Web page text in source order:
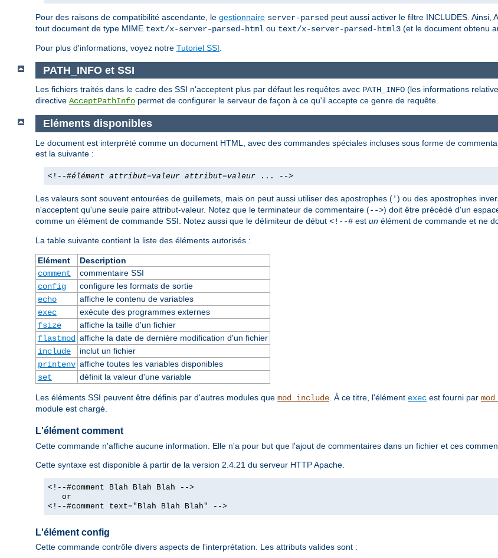
Pour des raisons de compatibilité ascendante, le gestionnaire server-parsed peut aussi activer le filtre INCLUDES. Ainsi,
tout document de type MIME text/x-server-parsed-html ou text/x-server-parsed-html3 (et le document obtenu
Pour plus d'informations, voyez notre Tutoriel SSI
PATH_INFO et SSI
Les fichiers traités dans le cadre des SSI n'acceptent plus par défaut les requêtes avec PATH_INFO (les informations
directive AcceptPathInfo permet de configurer le serveur de façon à ce qu'il accepte ce genre de requête.
Eléments disponibles
Le document est interprété comme un document HTML, avec des commandes spéciales incluses sous forme de
est la suivante :
<!--#élément attribut=valeur attribut=valeur ... -->
Les valeurs sont souvent entourées de guillemets, mais on peut aussi utiliser des apostrophes (') ou des apostrophes
n'acceptent qu'une seule paire attribut-valeur. Notez que le terminateur de commentaire (-->) doit être précédé d'un
comme un élément de commande SSI. Notez aussi que le délimiteur de début <!--# est un élément de commande et ne
La table suivante contient la liste des éléments autorisés :
Elément
Description
comment
commentaire SSI
config
configure les formats de sortie
echo
affiche le contenu de variables
exec
exécute des programmes externes
fsize
affiche la taille d'un fichier
flastmod affiche la date de dernière modification d'un fichier
include
inclut un fichier
printenv affiche toutes les variables disponibles
set
définit la valeur d'une variable
Les éléments SSI peuvent être définis par d'autres modules que mod_include . À ce titre, l'élément exec est fourni par
module est chargé.
L'élément comment
Cette commande n'affiche aucune information. Elle n'a pour but que l'ajout de commentaires dans un fichier et ces
Cette syntaxe est disponible à partir de la version 2.4.21 du serveur HTTP Apache.
<!--#comment Blah Blah Blah -->
or
<!--#comment text="Blah Blah Blah" -->
L'élément config
Cette commande contrôle divers aspects de l'interprétation. Les attributs valides sont :